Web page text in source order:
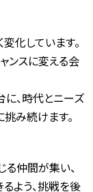
化しています。
ンスに変える会
、時代とニーズ
み続けます。
仲間が集い、
よう、挑戦を後